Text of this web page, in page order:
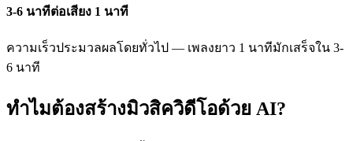
3-6 นาทีต่อเสียง 1 นาที
ความเร็วประมวลผลโดยทั่วไป — เพลงยาว 1 นาทีมักเสร็จใน 3-
6 นาที
ทำไมต้องสร้างมิวสิควิดีโอด้วย AI?